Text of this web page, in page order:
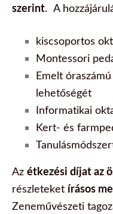
szerint. A
kiscsoportos
Montessori
Emelt
lehetőségét
Informatikai
Kert- és
Az étkezési díjat az
részleteket írásos
Zeneművészeti